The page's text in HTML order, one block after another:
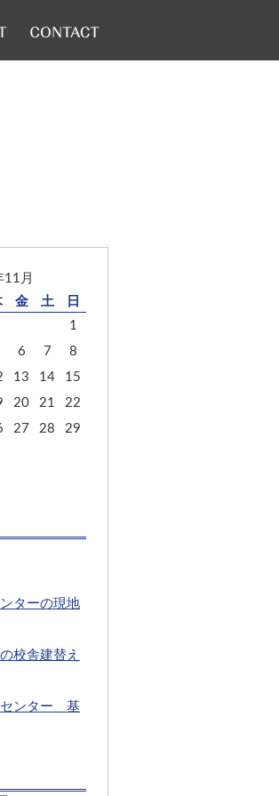
月
金 土
日
1
6 7
8
13 14
15
20 21
22
27 28
29
ターの現地
校舎建替え
センター 基